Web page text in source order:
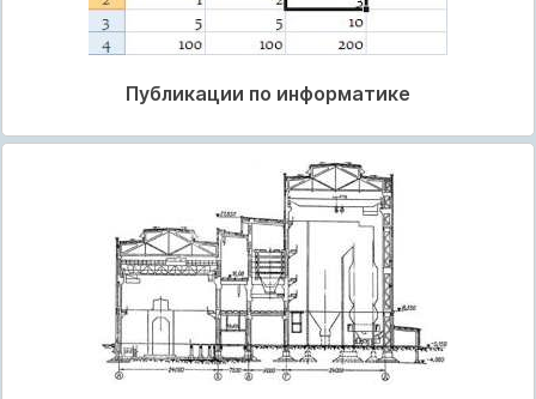
Публикации по информатике